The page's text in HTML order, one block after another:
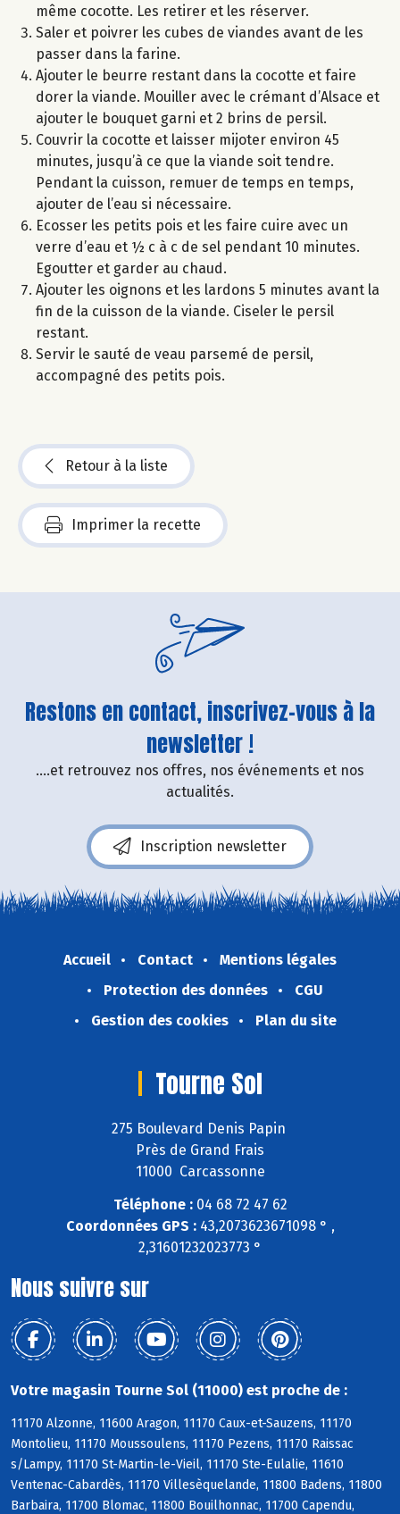
même cocotte. Les retirer et les réserver.
Saler et poivrer les cubes de viandes avant de les
passer dans la farine.
Ajouter le beurre restant dans la cocotte et faire
dorer la viande. Mouiller avec le crémant d’Alsace et
ajouter le bouquet garni et 2 brins de persil.
Couvrir la cocotte et laisser mijoter environ 45
minutes, jusqu’à ce que la viande soit tendre.
Pendant la cuisson, remuer de temps en temps,
ajouter de l’eau si nécessaire.
Ecosser les petits pois et les faire cuire avec un
verre d’eau et ½ c à c de sel pendant 10 minutes.
Egoutter et garder au chaud.
Ajouter les oignons et les lardons 5 minutes avant la
fin de la cuisson de la viande. Ciseler le persil
restant.
Servir le sauté de veau parsemé de persil,
accompagné des petits pois.
Retour à la liste
Imprimer la recette
Restons en contact, inscrivez-vous à la
newsletter !
....et retrouvez nos offres, nos événements et nos
actualités.
Inscription newsletter
Accueil Contact
Mentions légales
Protection des données
CGU
Gestion des cookies
Plan du site
Tourne Sol
275 Boulevard Denis Papin
Près de Grand Frais
11000 Carcassonne
Téléphone :04 68 72 47 62
Coordonnées GPS :43,2073623671098 ° ,
2,31601232023773 °
Nous suivre sur
Votre magasin Tourne Sol (11000) est proche de :
11170 Alzonne, 11600 Aragon, 11170 Caux-et-Sauzens, 11170
Montolieu, 11170 Moussoulens, 11170 Pezens, 11170 Raissac
s/Lampy, 11170 St-Martin-le-Vieil, 11170 Ste-Eulalie, 11610
Ventenac-Cabardès, 11170 Villesèquelande, 11800 Badens, 11800
Barbaira, 11700 Blomac, 11800 Bouilhonnac, 11700 Capendu,